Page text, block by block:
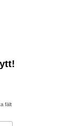
fält